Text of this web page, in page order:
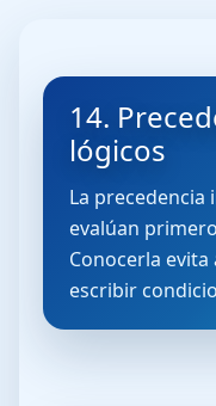
14.
lógicos
La precedencia
evalúan
Conocerla
escribir